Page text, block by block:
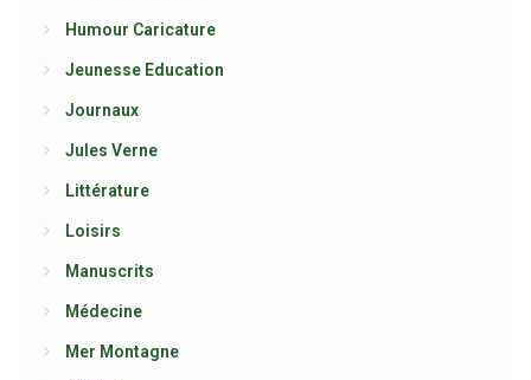
Humour Caricature
Jeunesse Education
Journaux
Jules Verne
Littérature
Loisirs
Manuscrits
Médecine
Mer Montagne